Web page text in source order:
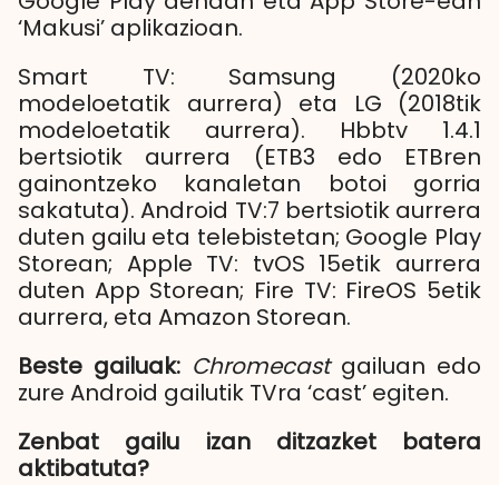
‘Makusi’ aplikazioan.
Smart TV: Samsung (2020ko
modeloetatik aurrera) eta LG (2018tik
modeloetatik aurrera). Hbbtv 1.4.1
bertsiotik aurrera (ETB3 edo ETBren
gainontzeko kanaletan botoi gorria
sakatuta). Android TV:7 bertsiotik aurrera
duten gailu eta telebistetan; Google Play
Storean; Apple TV: tvOS 15etik aurrera
duten App Storean; Fire TV: FireOS 5etik
aurrera, eta Amazon Storean.
Beste gailuak: Chromecast gailuan edo
zure Android gailutik TVra ‘cast’ egiten.
Zenbat gailu izan ditzazket batera
aktibatuta?